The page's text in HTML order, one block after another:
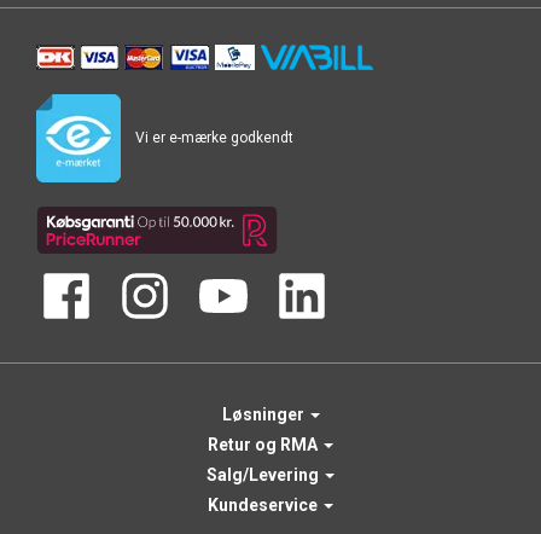
Vi er e-mærke godkendt
Løsninger
Retur og RMA
Salg/Levering
Kundeservice